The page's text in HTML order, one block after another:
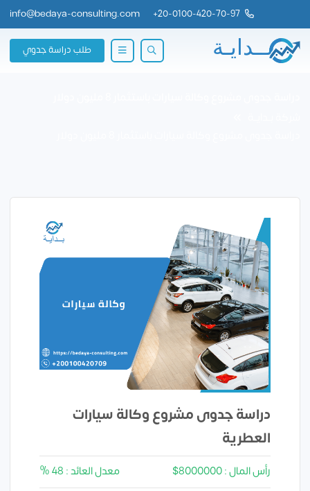
20-0100-420-70-97
+
info@bedaya-consulting.com
طلب دراسة جدوي
دراسة جدوى مشروع وكالة سيارات
العطرية
رأس المال : 8000000$ معدل العائد : 48 %